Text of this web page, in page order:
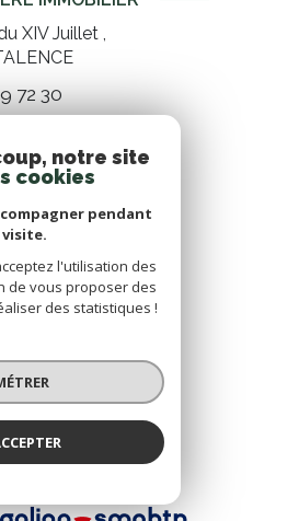
XIV Juillet ,
72 30
NOS RÉSEAUX
suivre
adhérons
notre site
cookies
pendant
l'utilisation des
de vous proposer des
des statistiques !